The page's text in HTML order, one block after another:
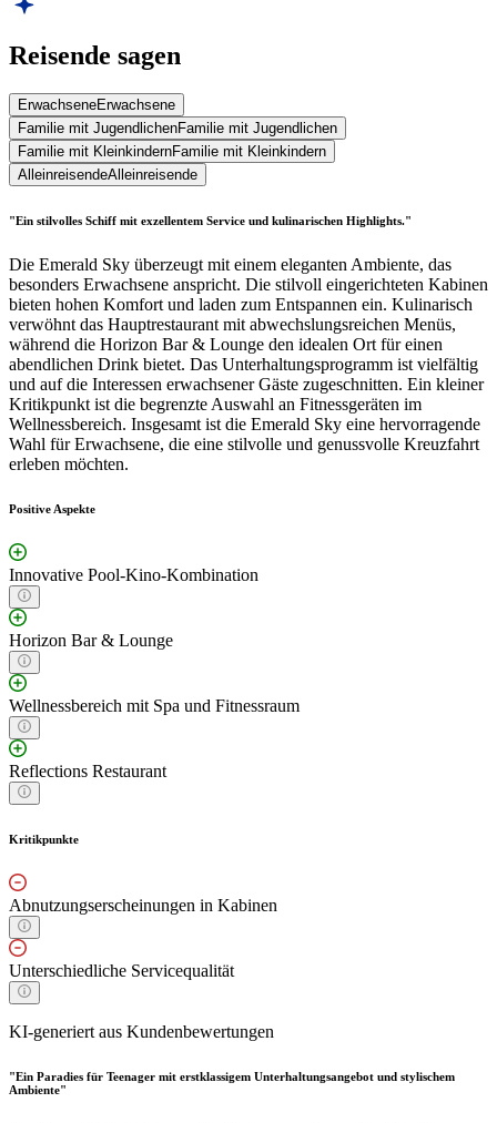
Reisende sagen
ErwachseneErwachsene
Familie mit JugendlichenFamilie mit Jugendlichen
Familie mit KleinkindernFamilie mit Kleinkindern
AlleinreisendeAlleinreisende
"Ein stilvolles Schiff mit exzellentem Service und kulinarischen Highlights."
Die Emerald Sky überzeugt mit einem eleganten Ambiente, das
besonders Erwachsene anspricht. Die stilvoll eingerichteten Kabinen
bieten hohen Komfort und laden zum Entspannen ein. Kulinarisch
verwöhnt das Hauptrestaurant mit abwechslungsreichen Menüs,
während die Horizon Bar & Lounge den idealen Ort für einen
abendlichen Drink bietet. Das Unterhaltungsprogramm ist vielfältig
und auf die Interessen erwachsener Gäste zugeschnitten. Ein kleiner
Kritikpunkt ist die begrenzte Auswahl an Fitnessgeräten im
Wellnessbereich. Insgesamt ist die Emerald Sky eine hervorragende
Wahl für Erwachsene, die eine stilvolle und genussvolle Kreuzfahrt
erleben möchten.
Positive Aspekte
Innovative Pool-Kino-Kombination
Horizon Bar & Lounge
Wellnessbereich mit Spa und Fitnessraum
Reflections Restaurant
Kritikpunkte
Abnutzungserscheinungen in Kabinen
Unterschiedliche Servicequalität
KI-generiert aus Kundenbewertungen
"Ein Paradies für Teenager mit erstklassigem Unterhaltungsangebot und stylischem
Ambiente"